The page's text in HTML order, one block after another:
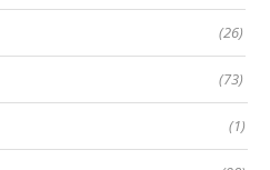
(26)
(73)
(1)